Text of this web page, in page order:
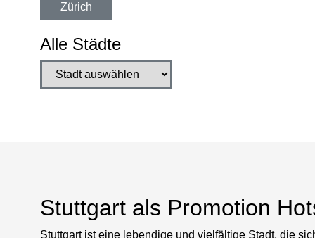
Zürich
Alle Städte
Stuttgart als Promotion
Stuttgart ist eine lebendige und vielfältige Stadt, die